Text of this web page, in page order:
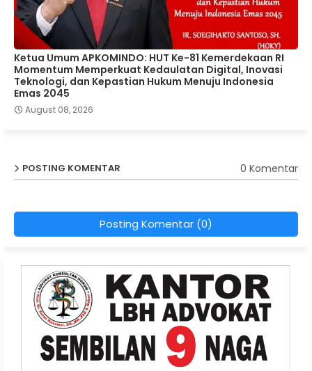
Ketua Umum APKOMINDO: HUT Ke-81 Kemerdekaan RI
Momentum Memperkuat Kedaulatan Digital, Inovasi
Teknologi, dan Kepastian Hukum Menuju Indonesia
Emas 2045
August 08, 2026
POSTING KOMENTAR 0 Komentar
Posting Komentar (0)